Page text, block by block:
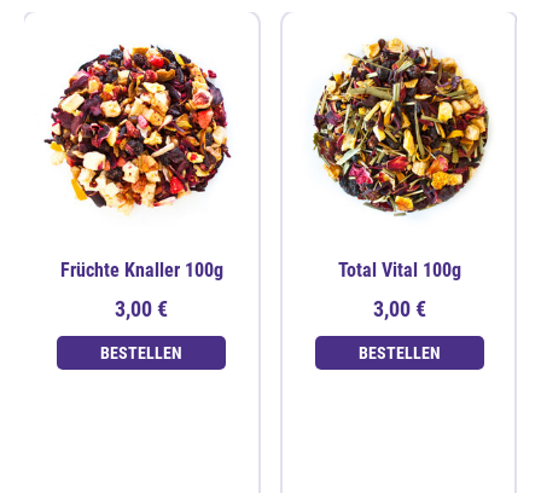
Früchte Knaller 100g
3,00 €
BESTELLEN
Total Vital 100g
3,00 €
BESTELLEN